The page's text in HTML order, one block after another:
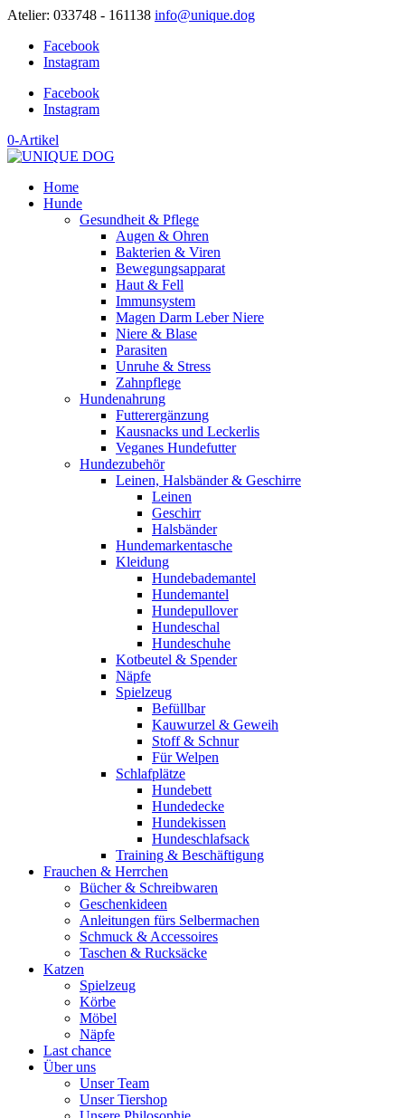
Atelier: 033748 - 161138 info@unique.dog
Facebook
Instagram
Facebook
Instagram
0-Artikel
Home
Hunde
Gesundheit & Pflege
Augen & Ohren
Bakterien & Viren
Bewegungsapparat
Haut & Fell
Immunsystem
Magen Darm Leber Niere
Niere & Blase
Parasiten
Unruhe & Stress
Zahnpflege
Hundenahrung
Futterergänzung
Kausnacks und Leckerlis
Veganes Hundefutter
Hundezubehör
Leinen, Halsbänder & Geschirre
Leinen
Geschirr
Halsbänder
Hundemarkentasche
Kleidung
Hundebademantel
Hundemantel
Hundepullover
Hundeschal
Hundeschuhe
Kotbeutel & Spender
Näpfe
Spielzeug
Befüllbar
Kauwurzel & Geweih
Stoff & Schnur
Für Welpen
Schlafplätze
Hundebett
Hundedecke
Hundekissen
Hundeschlafsack
Training & Beschäftigung
Frauchen & Herrchen
Bücher & Schreibwaren
Geschenkideen
Anleitungen fürs Selbermachen
Schmuck & Accessoires
Taschen & Rucksäcke
Katzen
Spielzeug
Körbe
Möbel
Näpfe
Last chance
Über uns
Unser Team
Unser Tiershop